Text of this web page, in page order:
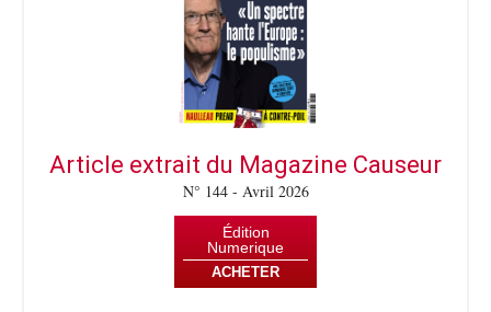
Article extrait du Magazine Causeur
N° 144 - Avril 2026
Édition
Numerique
ACHETER